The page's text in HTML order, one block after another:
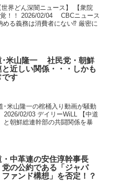
界どん深闇ニュース】 【衆院
！！ 2026/02/04 CBCニュース
める義務は消費者にない⁉ 厳密に
･米山隆一 社民党・朝鮮
と近しい関係・・・しかも
です
米山隆一の棺桶入り動画が騒動
02/03 デイリーWiLL 【中道
と朝鮮総連幹部の共闘関係を暴
・中革連の安住淳幹事長
党の公約である「ジャパ
ファンド構想」を否定！？